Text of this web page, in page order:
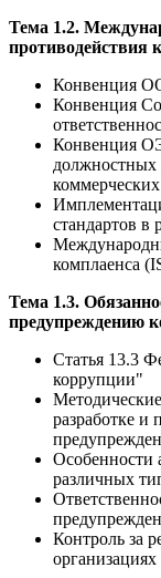
Тема 1.2.
противодействия
Конвенция
Конвенция
Конвенция
стандартов в
комплаенса
Тема 1.3.
предупреждению
Статья 13.3
коррупции"
разработке и
Особенности
различных
Контроль за
организациях